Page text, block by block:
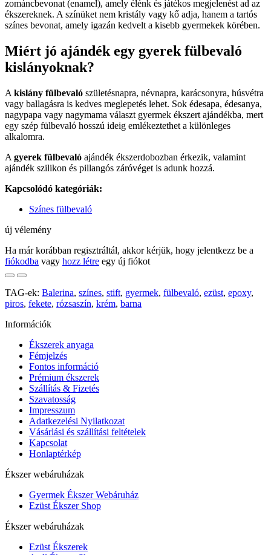
zománcbevonat (enamel), amely élénk és játékos megjelenést ad az
ékszereknek. A színüket nem kristály vagy kő adja, hanem a tartós
színes bevonat, amely igazán kedvelt a kisebb gyermekek körében.
Miért jó ajándék egy gyerek fülbevaló
kislányoknak?
A kislány fülbevaló születésnapra, névnapra, karácsonyra, húsvétra
vagy ballagásra is kedves meglepetés lehet. Sok édesapa, édesanya,
nagypapa vagy nagymama választ gyermek ékszert ajándékba, mert
egy szép fülbevaló hosszú ideig emlékeztethet a különleges
alkalomra.
A gyerek fülbevaló ajándék ékszerdobozban érkezik, valamint
ajándék szilikon és pillangós záróvéget is adunk hozzá.
Kapcsolódó kategóriák:
Színes fülbevaló
új vélemény
Ha már korábban regisztráltál, akkor kérjük, hogy jelentkezz be a
fiókodba vagy hozz létre egy új fiókot
TAG-ek: Balerina, színes, stift, gyermek, fülbevaló, ezüst, epoxy,
piros, fekete, rózsaszín, krém, barna
Információk
Ékszerek anyaga
Fémjelzés
Fontos információ
Prémium ékszerek
Szállítás & Fizetés
Szavatosság
Impresszum
Adatkezelési Nyilatkozat
Vásárlási és szállítási feltételek
Kapcsolat
Honlaptérkép
Ékszer webáruházak
Gyermek Ékszer Webáruház
Ezüst Ékszer Shop
Ékszer webáruházak
Ezüst Ékszerek